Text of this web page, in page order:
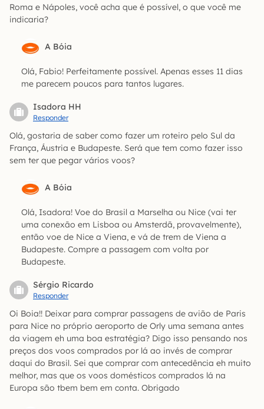
Roma e Nápoles, você acha que é possível, o que você me
indicaria?
A Bóia
Olá, Fabio! Perfeitamente possível. Apenas esses 11 dias
me parecem poucos para tantos lugares.
Isadora HH
Responder
Olá, gostaria de saber como fazer um roteiro pelo Sul da
França, Áustria e Budapeste. Será que tem como fazer isso
sem ter que pegar vários voos?
A Bóia
Olá, Isadora! Voe do Brasil a Marselha ou Nice (vai ter
uma conexão em Lisboa ou Amsterdã, provavelmente),
então voe de Nice a Viena, e vá de trem de Viena a
Budapeste. Compre a passagem com volta por
Budapeste.
Sérgio Ricardo
Responder
Oi Boia!! Deixar para comprar passagens de avião de Paris
para Nice no próprio aeroporto de Orly uma semana antes
da viagem eh uma boa estratégia? Digo isso pensando nos
preços dos voos comprados por lá ao invés de comprar
daqui do Brasil. Sei que comprar com antecedência eh muito
melhor, mas que os voos domésticos comprados lá na
Europa são tbem bem em conta. Obrigado